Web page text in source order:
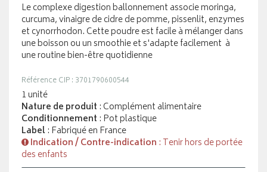
Le complexe digestion ballonnement associe moringa,
curcuma, vinaigre de cidre de pomme, pissenlit, enzymes
et cynorrhodon. Cette poudre est facile à mélanger dans
une boisson ou un smoothie et s'adapte facilement à
une routine bien-être quotidienne
Référence CIP : 3701790600544
1 unité
Nature de produit : Complément alimentaire
Conditionnement : Pot plastique
Label: Fabriqué en France
Indication / Contre-indication : Tenir hors de portée
des enfants